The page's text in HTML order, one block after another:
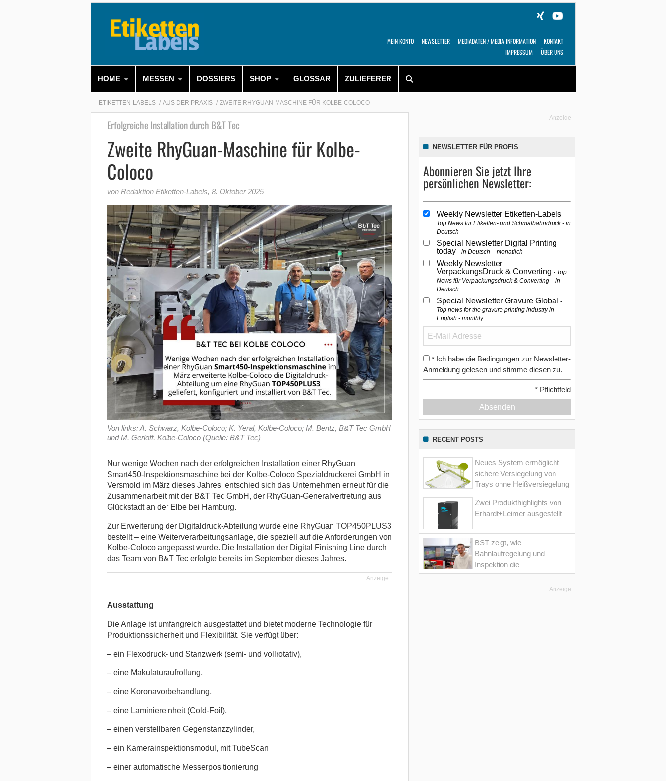
MEIN KONTO NEWSLETTER MEDIADATEN / MEDIA INFORMATION
KONTAKT
IMPRESSUM
ÜBER UNS
HOME MESSEN DOSSIERS SHOP GLOSSAR ZULIEFERER
ETIKETTEN-LABELS AUS DER PRAXIS ZWEITE RHYGUAN-MASCHINE FÜR KOLBE-COLOCO
Erfolgreiche Installation durch B&T Tec
Zweite RhyGuan-Maschine für Kolbe-
Coloco
von Redaktion Etiketten-Labels, 8. Oktober 2025
Von links: A. Schwarz, Kolbe-Coloco; K. Yeral, Kolbe-Coloco; M. Bentz, B&T Tec GmbH
und M. Gerloff, Kolbe-Coloco (Quelle: B&T Tec)
Nur wenige Wochen nach der erfolgreichen Installation einer RhyGuan
Smart450-Inspektionsmaschine bei der Kolbe-Coloco Spezialdruckerei GmbH in
Versmold im März dieses Jahres, entschied sich das Unternehmen erneut für die
Zusammenarbeit mit der B&T Tec GmbH, der RhyGuan-Generalvertretung aus
Glückstadt an der Elbe bei Hamburg.
Zur Erweiterung der Digitaldruck-Abteilung wurde eine RhyGuan TOP450PLUS3
bestellt – eine Weiterverarbeitungsanlage, die speziell auf die Anforderungen von
Kolbe-Coloco angepasst wurde. Die Installation der Digital Finishing Line durch
das Team von B&T Tec erfolgte bereits im September dieses Jahres.
Anzeige
Ausstattung
Die Anlage ist umfangreich ausgestattet und bietet moderne Technologie für
Produktionssicherheit und Flexibilität. Sie verfügt über:
– ein Flexodruck- und Stanzwerk (semi- und vollrotativ),
– eine Makulaturaufrollung,
– eine Koronavorbehandlung,
– eine Laminiereinheit (Cold-Foil),
– einen verstellbaren Gegenstanzzylinder,
– ein Kamerainspektionsmodul, mit TubeScan
– einer automatische Messerpositionierung
Anzeige
NEWSLETTER FÜR PROFIS
Abonnieren Sie jetzt Ihre
persönlichen Newsletter:
Weekly Newsletter Etiketten-Labels
Top News für Etiketten- und Schmalbahndruck - in
Deutsch
Special Newsletter Digital Printing
today in Deutsch – monatlich
Weekly Newsletter
VerpackungsDruck & Converting Top
News für Verpackungsdruck & Converting – in
Deutsch
Special Newsletter Gravure Global
Top news for the gravure printing industry in
English - monthly
* Ich habe die Bedingungen zur Newsletter-
Anmeldung gelesen und stimme diesen zu.
* Pflichtfeld
Absenden
RECENT POSTS
Neues System ermöglicht
sichere Versiegelung von
Trays ohne Heißversiegelung
Zwei Produkthighlights von
Erhardt+Leimer ausgestellt
BST zeigt, wie
Bahnlaufregelung und
Inspektion die
Prozesssicherheit im
Anzeige